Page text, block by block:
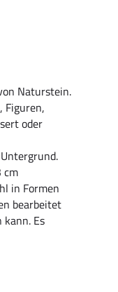
Naturstein.
Figuren,
oder
cm
in Formen
bearbeitet
Es